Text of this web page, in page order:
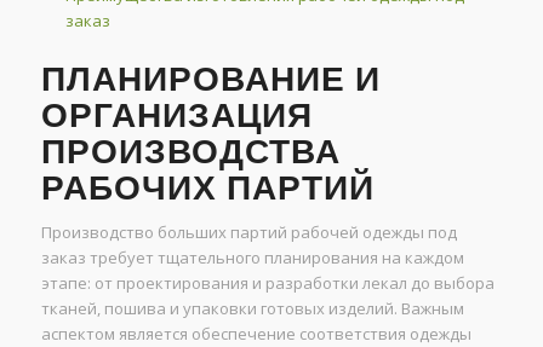
заказ
ПЛАНИРОВАНИЕ И
ОРГАНИЗАЦИЯ
ПРОИЗВОДСТВА
РАБОЧИХ ПАРТИЙ
Производство больших партий рабочей одежды под
заказ требует тщательного планирования на каждом
этапе: от проектирования и разработки лекал до выбора
тканей, пошива и упаковки готовых изделий. Важным
аспектом является обеспечение соответствия одежды